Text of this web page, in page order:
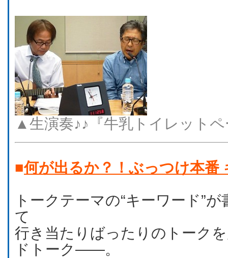
▲生演奏♪♪『牛乳トイレット
■何が出るか？！ぶっつけ本番
トークテーマの“キーワード”
て
行き当たりばったりのトーク
ドトーク――。